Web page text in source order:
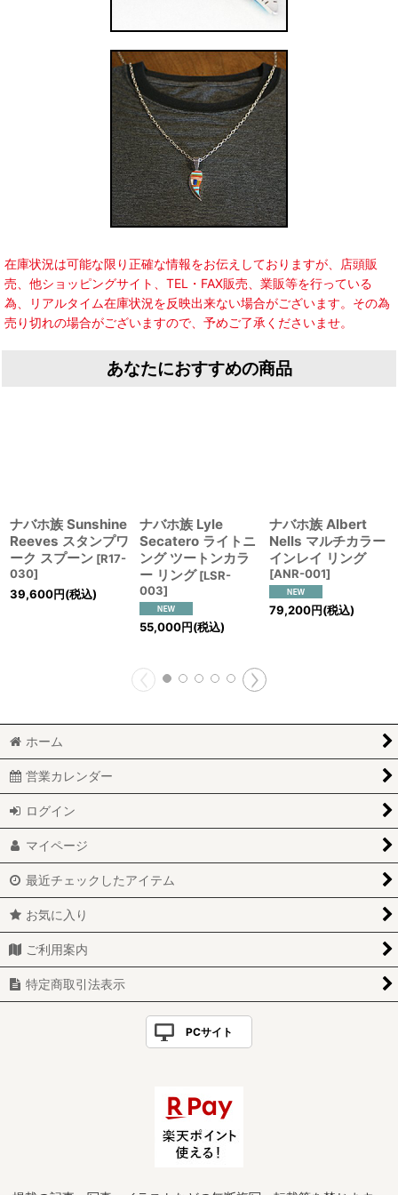
在庫状況は可能な限り正確な情報をお伝えしておりますが、店頭販
売、他ショッピングサイト、TEL・FAX販売、業販等を行っている
為、リアルタイム在庫状況を反映出来ない場合がございます。その為
売り切れの場合がございますので、予めご了承くださいませ。
あなたにおすすめの商品
ナバホ族 Sunshine
Reeves スタンプワ
ーク スプーン [R17-
030]
39,600円(税込)
ナバホ族 Lyle
Secatero ライトニ
ング ツートンカラ
ー リング [LSR-
003]
55,000円(税込)
ナバホ族 Albert
Nells マルチカラー
インレイ リング
[ANR-001]
79,200円(税込)
ホーム
営業カレンダー
ログイン
マイページ
最近チェックしたアイテム
お気に入り
ご利用案内
特定商取引法表示
PCサイト